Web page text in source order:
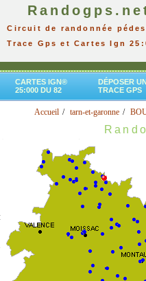
Circuit de randonnée
Trace Gps et Cartes Ign
CARTES IGN®
25:000 DU 82
DÉPOSER
TRACE GPS
Accueil tarn-et-garonne